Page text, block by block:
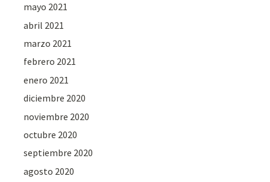
mayo 2021
abril 2021
marzo 2021
febrero 2021
enero 2021
diciembre 2020
noviembre 2020
octubre 2020
septiembre 2020
agosto 2020